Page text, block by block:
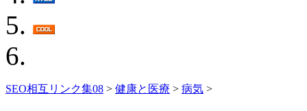
SEO相互リンク集08 > 健康と医療 > 病気 >